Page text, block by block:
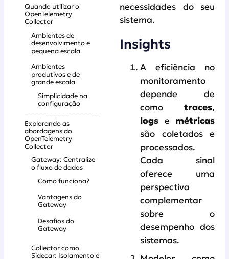
Quando utilizar o
OpenTelemetry
Collector
Ambientes de
desenvolvimento e
pequena escala
Ambientes
produtivos e de
grande escala
Simplicidade na
configuração
Explorando as
abordagens do
OpenTelemetry
Collector
Gateway: Centralize
o fluxo de dados
Como funciona?
Vantagens do
Gateway
Desafios do
Gateway
Collector como
Sidecar: Isolamento e
necessidades do seu
sistema.
Insights
A eficiência no
monitoramento
depende de
como traces,
logs e métricas
são coletados e
processados.
Cada sinal
oferece uma
perspectiva
complementar
sobre o
desempenho dos
sistemas.